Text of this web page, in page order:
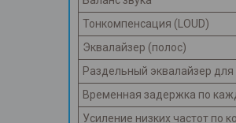
Тонкомпенсация (LOUD)
Эквалайзер (полос)
Раздельный эквалайзер
Временная задержка по
Усиление низких частот по